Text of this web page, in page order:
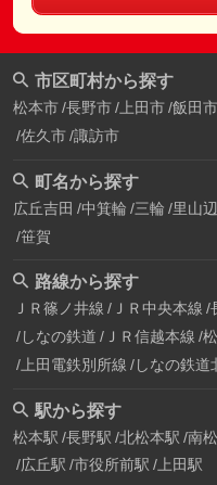
市区町村から探す
松本市 長野市 上田市 飯田市
佐久市 諏訪市
町名から探す
広丘吉田 中箕輪 三輪 里山辺
笹賀
路線から探す
ＪＲ篠ノ井線 ＪＲ中央本線
しなの鉄道 ＪＲ信越本線
上田電鉄別所線 しなの鉄道
駅から探す
松本駅 長野駅 北松本駅 南
広丘駅 市役所前駅 上田駅